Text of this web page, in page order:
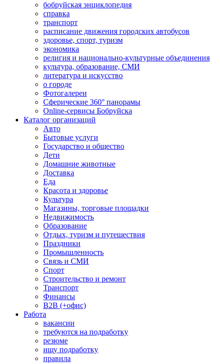
бобруйская энциклопедия
справка
транспорт
расписание движения городских автобусов
здоровье, спорт, туризм
экономика
религия и национально-культурные объединения
культура, образование, СМИ
литература и искусство
о городе
Фотогалереи
Сферические 360° панорамы
Online-сервисы Бобруйска
Каталог организаций
Авто
Бытовые услуги
Государство и общество
Дети
Домашние животные
Доставка
Еда
Красота и здоровье
Культура
Магазины, торговые площадки
Недвижимость
Образование
Отдых, туризм и путешествия
Праздники
Промышленность
Связь и СМИ
Спорт
Строительство и ремонт
Транспорт
Финансы
B2B (+офис)
Работа
вакансии
требуются на подработку
резюме
ищу подработку
правила